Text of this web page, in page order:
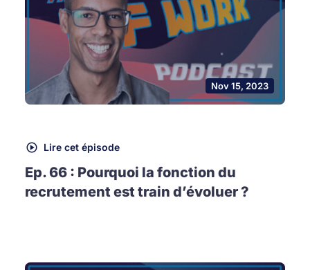
Nov 15, 2023
Lire cet épisode
Ep. 66 : Pourquoi la fonction du
recrutement est train d’évoluer ?